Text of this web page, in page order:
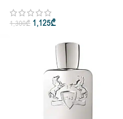
Men 125ml
1,300₾ 1,125₾